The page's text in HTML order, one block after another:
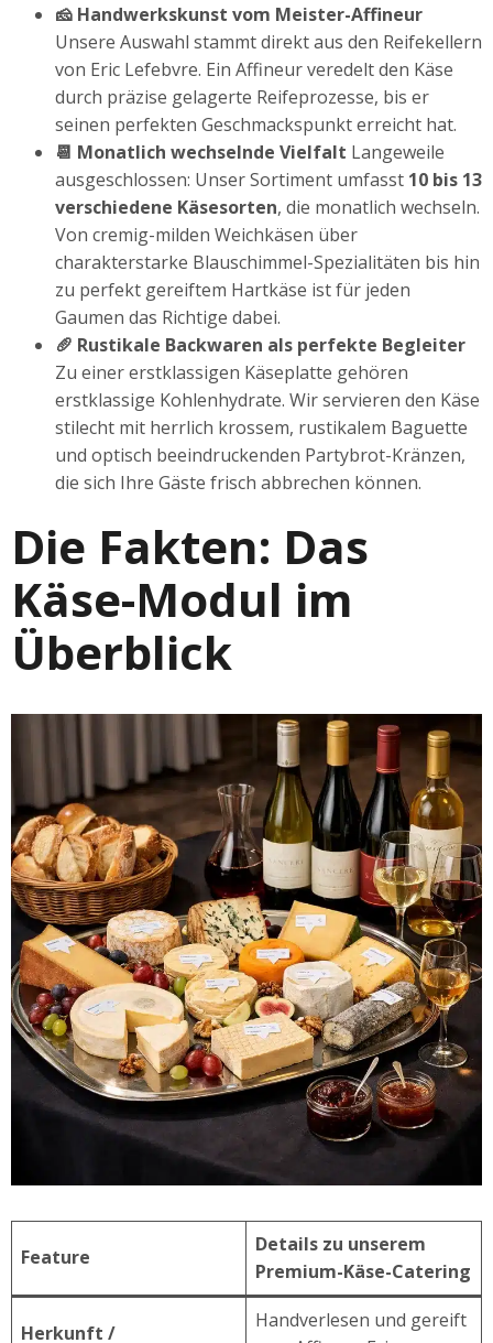
🧀 Handwerkskunst vom Meister-Affineur
Unsere Auswahl stammt direkt aus den Reifekellern
von Eric Lefebvre. Ein Affineur veredelt den Käse
durch präzise gelagerte Reifeprozesse, bis er
seinen perfekten Geschmackspunkt erreicht hat.
📆 Monatlich wechselnde Vielfalt Langeweile
ausgeschlossen: Unser Sortiment umfasst 10 bis 13
verschiedene Käsesorten, die monatlich wechseln.
Von cremig-milden Weichkäsen über
charakterstarke Blauschimmel-Spezialitäten bis hin
zu perfekt gereiftem Hartkäse ist für jeden
Gaumen das Richtige dabei.
🥖 Rustikale Backwaren als perfekte Begleiter
Zu einer erstklassigen Käseplatte gehören
erstklassige Kohlenhydrate. Wir servieren den Käse
stilecht mit herrlich krossem, rustikalem Baguette
und optisch beeindruckenden Partybrot-Kränzen,
die sich Ihre Gäste frisch abbrechen können.
Die Fakten: Das
Käse-Modul im
Überblick
Feature
Details zu unserem
Premium-Käse-Catering
Herkunft /
Handverlesen und gereift